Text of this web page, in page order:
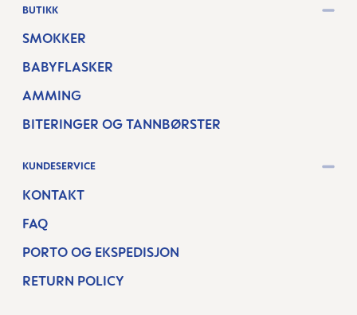
BUTIKK
SMOKKER
BABYFLASKER
AMMING
BITERINGER OG TANNBØRSTER
KUNDESERVICE
KONTAKT
FAQ
PORTO OG EKSPEDISJON
RETURN POLICY